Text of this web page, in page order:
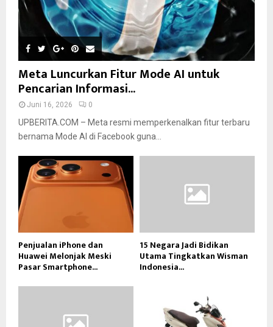
Meta Luncurkan Fitur Mode AI untuk
Pencarian Informasi...
Juni 16, 2026 0
UPBERITA.COM – Meta resmi memperkenalkan fitur terbaru
bernama Mode AI di Facebook guna...
Penjualan iPhone dan
Huawei Melonjak Meski
Pasar Smartphone...
15 Negara Jadi Bidikan
Utama Tingkatkan Wisman
Indonesia...